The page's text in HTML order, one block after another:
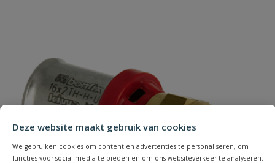
Deze website maakt gebruik van cookies
We gebruiken cookies om content en advertenties te personaliseren, om
functies voor social media te bieden en om ons websiteverkeer te analyseren.
Samenvatting